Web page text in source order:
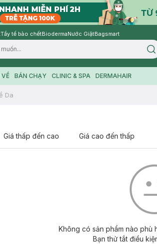
Tẩy tế bào chếtBiodermaNước GiặtBagsmart
BÁN CHẠY CLINIC & SPA DERMAHAIR
Da
Giá thấp đến cao Giá cao đến thấp
Không có sản phẩm nào phù
Bạn thử tắt điều